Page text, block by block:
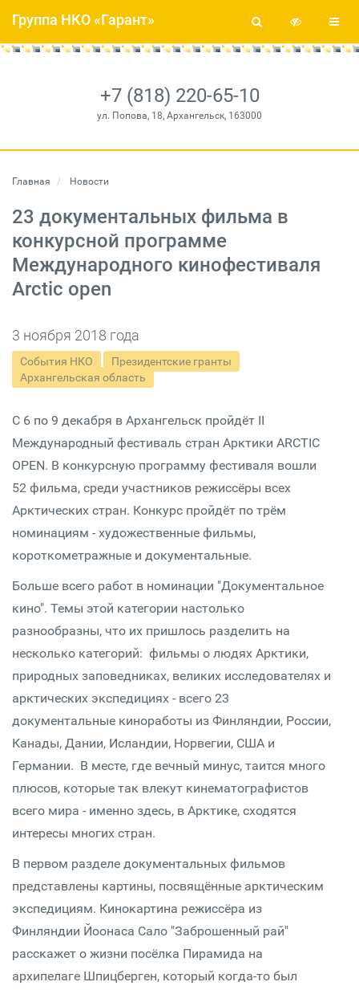
+7 (818) 220-65-10
ул. Попова, 18, Архангельск, 163000
Группа НКО «Гарант»
Главная Новости
23 документальных фильма в
конкурсной программе
Международного кинофестиваля
Arctic open
3 ноября 2018 года
События НКО
Президентские гранты
Архангельская область
С 6 по 9 декабря в Архангельск пройдёт II
Международный фестиваль стран Арктики ARCTIC
OPEN. В конкурсную программу фестиваля вошли
52 фильма, среди участников режиссёры всех
Арктических стран. Конкурс пройдёт по трём
номинациям - художественные фильмы,
короткометражные и документальные.
Больше всего работ в номинации "Документальное
кино". Темы этой категории настолько
разнообразны, что их пришлось разделить на
несколько категорий: фильмы о людях Арктики,
природных заповедниках, великих исследователях и
арктических экспедициях - всего 23
документальные киноработы из Финляндии, России,
Канады, Дании, Исландии, Норвегии, США и
Германии. В месте, где вечный минус, таится много
плюсов, которые так влекут кинематографистов
всего мира - именно здесь, в Арктике, сходятся
интересы многих стран.
В первом разделе документальных фильмов
представлены картины, посвящённые арктическим
экспедициям. Кинокартина режиссёра из
Финляндии Йоонаса Сало "Заброшенный рай"
расскажет о жизни посёлка Пирамида на
архипелаге Шпицберген, который когда-то был